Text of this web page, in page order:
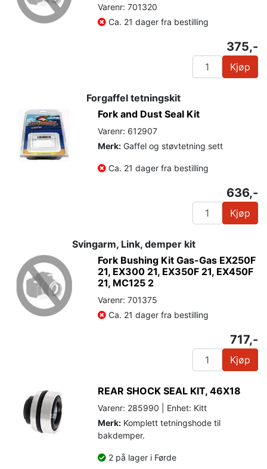
Varenr: 701320
Ca. 21 dager fra bestilling
375,-
Kjøp
Forgaffel tetningskit
Fork and Dust Seal Kit
Varenr: 612907
Merk: Gaffel og støvtetning sett
Ca. 21 dager fra bestilling
636,-
Kjøp
Svingarm, Link, demper kit
Fork Bushing Kit Gas-Gas EX250F
21, EX300 21, EX350F 21, EX450F
21, MC125 2
Varenr: 701375
Ca. 21 dager fra bestilling
717,-
Kjøp
REAR SHOCK SEAL KIT, 46X18
Varenr: 285990 | Enhet: Kitt
Merk: Komplett tetningshode til
bakdemper.
2 på lager i Førde